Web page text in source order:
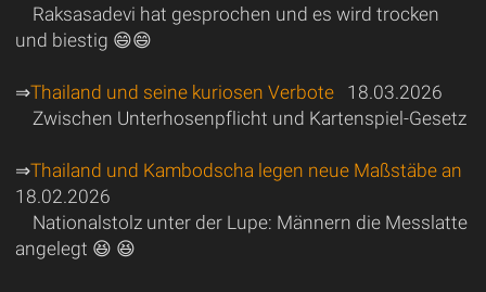
Raksasadevi hat gesprochen und es wird trocken
und biestig 😄😄
⇒Thailand und seine kuriosen Verbote18.03.2026
Zwischen Unterhosenpflicht und Kartenspiel-Gesetz
⇒Thailand und Kambodscha legen neue Maßstäbe an
18.02.2026
Nationalstolz unter der Lupe: Männern die Messlatte
angelegt 😆 😆